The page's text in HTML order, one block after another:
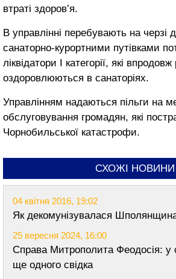
втраті здоров’я.
В управлінні перебувають на черзі
санаторно-курортними путівками
ліквідатори І категорії, які впродовж
оздоровлюються в санаторіях.
Управлінням надаються пільги на
обслуговування громадян, які
Чорнобильської катастрофи.
СХОЖІ НОВИНИ
04 квітня 2016, 19:02
Як декомунізувалася
25 вересня 2024, 16:00
Справа Митрополита Феодосія: у
ще одного свідка